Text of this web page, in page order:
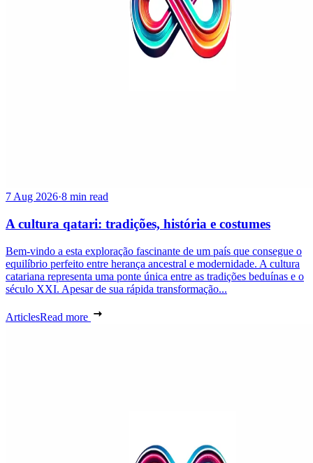
7 Aug 2026·8 min read
A cultura qatari: tradições, história e costumes
Bem-vindo a esta exploração fascinante de um país que consegue o
equilíbrio perfeito entre herança ancestral e modernidade. A cultura
catariana representa uma ponte única entre as tradições beduínas e o
século XXI. Apesar de sua rápida transformação...
ArticlesRead more